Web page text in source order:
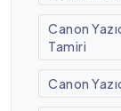
Canon
Tamiri
Canon